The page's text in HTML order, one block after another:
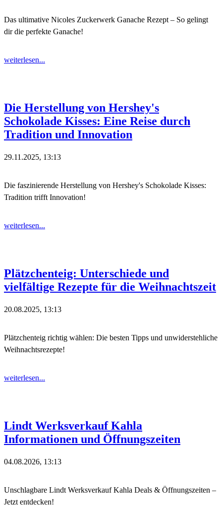
Das ultimative Nicoles Zuckerwerk Ganache Rezept – So gelingt
dir die perfekte Ganache!
weiterlesen...
Die Herstellung von Hershey's
Schokolade Kisses: Eine Reise durch
Tradition und Innovation
29.11.2025, 13:13
Die faszinierende Herstellung von Hershey's Schokolade Kisses:
Tradition trifft Innovation!
weiterlesen...
Plätzchenteig: Unterschiede und
vielfältige Rezepte für die Weihnachtszeit
20.08.2025, 13:13
Plätzchenteig richtig wählen: Die besten Tipps und unwiderstehliche
Weihnachtsrezepte!
weiterlesen...
Lindt Werksverkauf Kahla
Informationen und Öffnungszeiten
04.08.2026, 13:13
Unschlagbare Lindt Werksverkauf Kahla Deals & Öffnungszeiten –
Jetzt entdecken!